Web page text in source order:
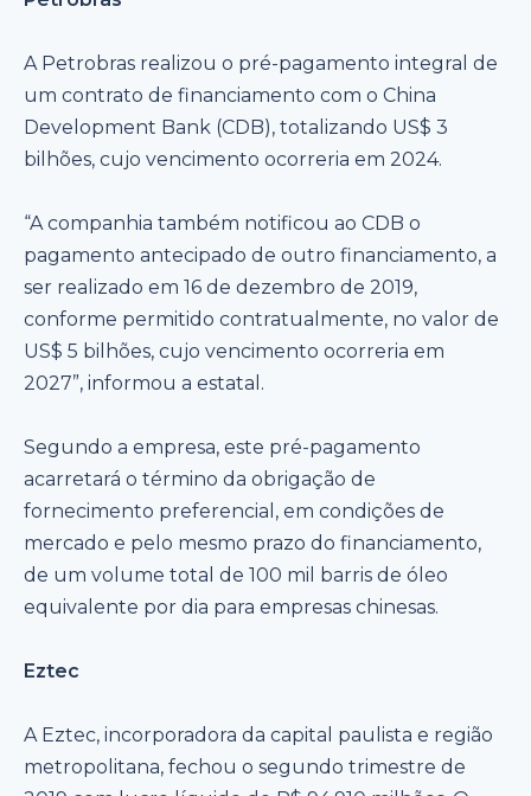
A Petrobras realizou o pré-pagamento integral de
um contrato de financiamento com o China
Development Bank (CDB), totalizando US$ 3
bilhões, cujo vencimento ocorreria em 2024.
“A companhia também notificou ao CDB o
pagamento antecipado de outro financiamento, a
ser realizado em 16 de dezembro de 2019,
conforme permitido contratualmente, no valor de
US$ 5 bilhões, cujo vencimento ocorreria em
2027”, informou a estatal.
Segundo a empresa, este pré-pagamento
acarretará o término da obrigação de
fornecimento preferencial, em condições de
mercado e pelo mesmo prazo do financiamento,
de um volume total de 100 mil barris de óleo
equivalente por dia para empresas chinesas.
Eztec
A Eztec, incorporadora da capital paulista e região
metropolitana, fechou o segundo trimestre de